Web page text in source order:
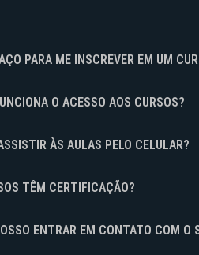
PARA ME INSCREVER EM UM
O ACESSO AOS CURSOS?
ÀS AULAS PELO CELULAR?
TÊM CERTIFICAÇÃO?
ENTRAR EM CONTATO COM O